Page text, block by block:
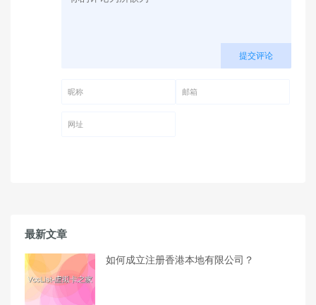
提交评论
最新文章
如何成立注册香港本地有限公司？